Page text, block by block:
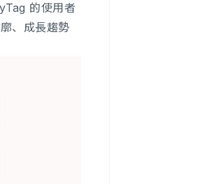
的使用者
、成長趨勢